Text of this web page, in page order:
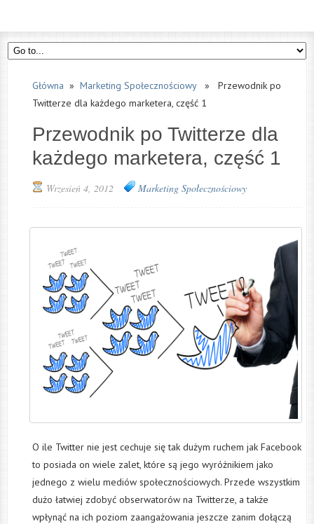
Główna »Marketing Społecznościowy» Przewodnik po
Twitterze dla każdego marketera, część 1
Przewodnik po Twitterze dla
każdego marketera, część 1
Wrzesień 4, 2012 Marketing Społecznościowy
O ile Twitter nie jest cechuje się tak dużym ruchem jak Facebook
to posiada on wiele zalet, które są jego wyróżnikiem jako
jednego z wielu mediów społecznościowych. Przede wszystkim
dużo łatwiej zdobyć obserwatorów na Twitterze, a także
wpłynąć na ich poziom zaangażowania jeszcze zanim dołączą